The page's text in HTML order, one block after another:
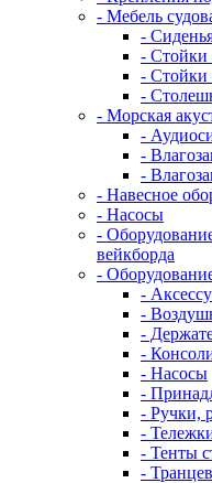
- Мебель
-
- Стойки
- Стойки
-
- Морская
-
-
-
- Навесное
- Насосы
-
вейкборда
-
-
-
-
-
- Насосы
-
- Ручки,
-
- Тенты
-